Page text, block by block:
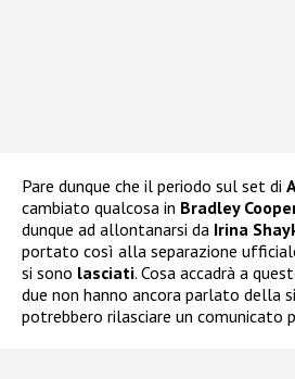
Pare dunque che il periodo sul set di
cambiato qualcosa in Bradley
dunque ad allontanarsi da Irina
portato così alla separazione
si sono lasciati. Cosa accadrà a
due non hanno ancora parlato della
potrebbero rilasciare un comunicato